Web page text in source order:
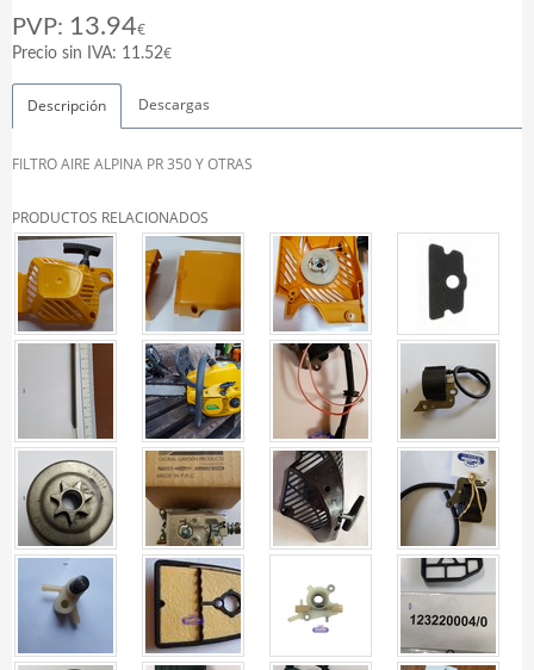
PVP: 13.94€
Precio sin IVA: 11.52€
Descripción Descargas
FILTRO AIRE ALPINA PR 350 Y OTRAS
PRODUCTOS RELACIONADOS